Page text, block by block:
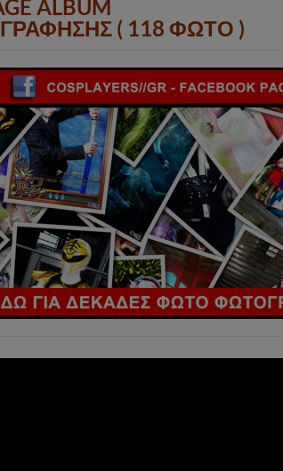
ALBUM
( 118 ΦΩΤΟ )